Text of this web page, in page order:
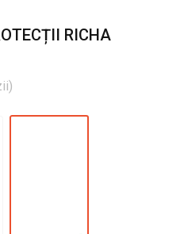
RICHA
)